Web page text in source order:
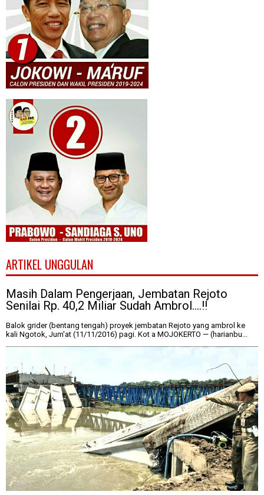
ARTIKEL UNGGULAN
Masih Dalam Pengerjaan, Jembatan Rejoto
Senilai Rp. 40,2 Miliar Sudah Ambrol....!!
Balok grider (bentang tengah) proyek jembatan Rejoto yang ambrol ke
kali Ngotok, Jum'at (11/11/2016) pagi. Kot a MOJOKERTO — (harianbu...